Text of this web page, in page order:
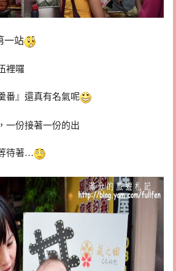
一站
裡囉
番』還真有名氣呢
一份接著一份的出
待著…